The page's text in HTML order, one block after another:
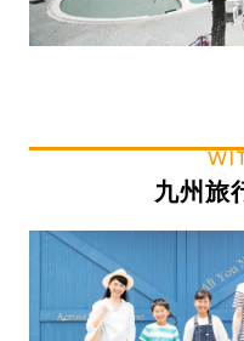
九州旅